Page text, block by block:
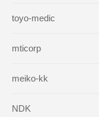
toyo-medic
mticorp
meiko-kk
NDK